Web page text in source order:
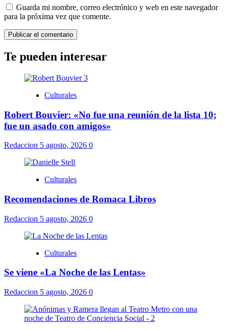
Guarda mi nombre, correo electrónico y web en este navegador
para la próxima vez que comente.
Te pueden interesar
Culturales
Robert Bouvier: «No fue una reunión de la lista 10;
fue un asado con amigos»
Redaccion 5 agosto, 2026 0
Culturales
Recomendaciones de Romaca Libros
Redaccion 5 agosto, 2026 0
Culturales
Se viene «La Noche de las Lentas»
Redaccion 5 agosto, 2026 0